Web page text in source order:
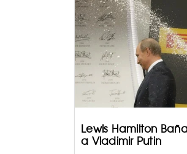
Lewis Hamilton
a Vladimir Putin